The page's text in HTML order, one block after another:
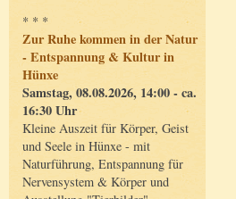
* * *
Zur Ruhe kommen in der Natur
- Entspannung & Kultur in
Hünxe
Samstag, 08.08.2026, 14:00 - ca.
16:30 Uhr
Kleine Auszeit für Körper, Geist
und Seele in Hünxe - mit
Naturführung, Entspannung für
Nervensystem & Körper und